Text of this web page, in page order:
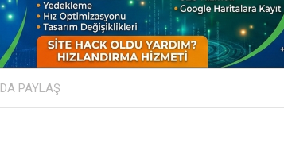
PAYLAŞ